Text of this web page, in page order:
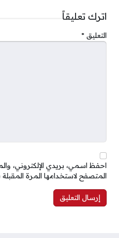
اترك تعليقاً
التعليق *
احفظ اسمي، بريدي الإلكتروني،
المتصفح لاستخدامها المرة